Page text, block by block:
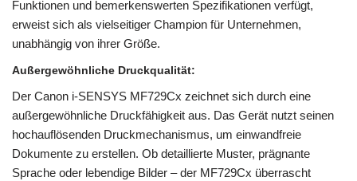
Funktionen und bemerkenswerten Spezifikationen verfügt,
erweist sich als vielseitiger Champion für Unternehmen,
unabhängig von ihrer Größe.
Außergewöhnliche Druckqualität:
Der Canon i-SENSYS MF729Cx zeichnet sich durch eine
außergewöhnliche Druckfähigkeit aus. Das Gerät nutzt seinen
hochauflösenden Druckmechanismus, um einwandfreie
Dokumente zu erstellen. Ob detaillierte Muster, prägnante
Sprache oder lebendige Bilder – der MF729Cx überrascht